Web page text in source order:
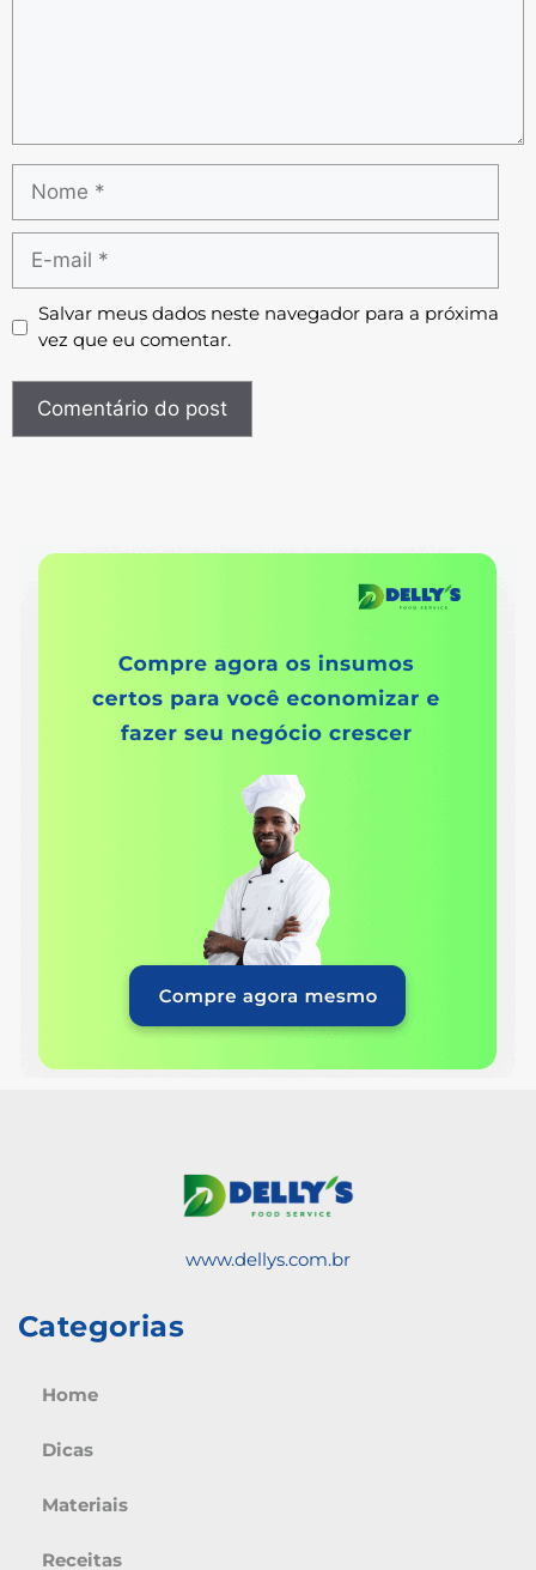
Salvar meus dados neste navegador para a próxima
vez que eu comentar.
www.dellys.com.br
Categorias
Home
Dicas
Materiais
Receitas